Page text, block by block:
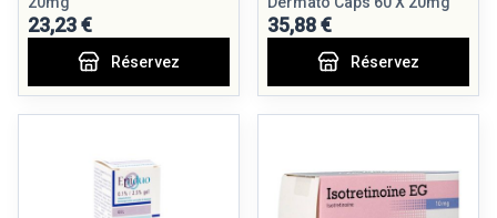
23,23 €
Réservez
35,88 €
Réservez